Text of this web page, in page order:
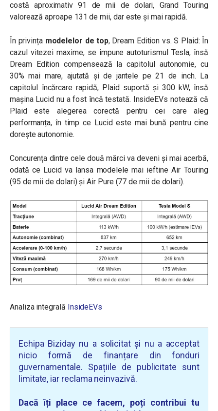
costă aproximativ 91 de mii de dolari, Grand Touring
valorează aproape 131 de mii, dar este și mai rapidă.
În privințamodelelor de top, Dream Edition vs. S Plaid: În
cazul vitezei maxime, se impune autoturismul Tesla, însă
Dream Edition compensează la capitolul autonomie, cu
30% mai mare, ajutată și de jantele pe 21 de inch. La
capitolul încărcare rapidă, Plaid suportă și 300 kW, însă
mașina Lucid nu a fost încă testată. InsideEVs notează că
Plaid este alegerea corectă pentru cei care aleg
performanța, în timp ce Lucid este mai bună pentru cine
dorește autonomie.
Concurența dintre cele două mărci va deveni și mai acerbă,
odată ce Lucid va lansa modelele mai ieftine Air Touring
(95 de mii de dolari) și Air Pure (77 de mii de dolari).
Analiza integrală InsideEVs
Echipa Biziday nu a solicitat și nu a acceptat
nicio formă de finanțare din fonduri
guvernamentale. Spațiile de publicitate sunt
limitate, iar reclama neinvazivă.
Dacă îți place ce facem, poți contribui tu